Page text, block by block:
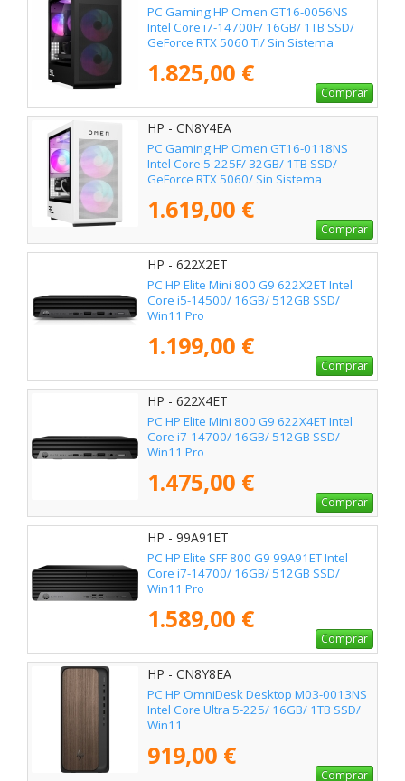
PC Gaming HP Omen GT16-0056NS
Intel Core i7-14700F/ 16GB/ 1TB SSD/
GeForce RTX 5060 Ti/ Sin Sistema
1.825,00 €
Comprar
HP - CN8Y4EA
PC Gaming HP Omen GT16-0118NS
Intel Core 5-225F/ 32GB/ 1TB SSD/
GeForce RTX 5060/ Sin Sistema
1.619,00 €
Comprar
HP - 622X2ET
PC HP Elite Mini 800 G9 622X2ET Intel
Core i5-14500/ 16GB/ 512GB SSD/
Win11 Pro
1.199,00 €
Comprar
HP - 622X4ET
PC HP Elite Mini 800 G9 622X4ET Intel
Core i7-14700/ 16GB/ 512GB SSD/
Win11 Pro
1.475,00 €
Comprar
HP - 99A91ET
PC HP Elite SFF 800 G9 99A91ET Intel
Core i7-14700/ 16GB/ 512GB SSD/
Win11 Pro
1.589,00 €
Comprar
HP - CN8Y8EA
PC HP OmniDesk Desktop M03-0013NS
Intel Core Ultra 5-225/ 16GB/ 1TB SSD/
Win11
919,00 €
Comprar